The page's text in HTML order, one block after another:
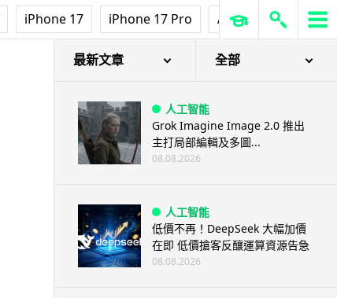
iPhone 17 iPhone 17 Pro AirPods Pro 3
最新文章 全部
人工智能
Grok Imagine Image 2.0 推出
主打局部編輯及多圖...
08.08.2026
人工智能
低價不再！DeepSeek 大幅加價
在即 低價搶客反釀運算資源告急
08.08.2026